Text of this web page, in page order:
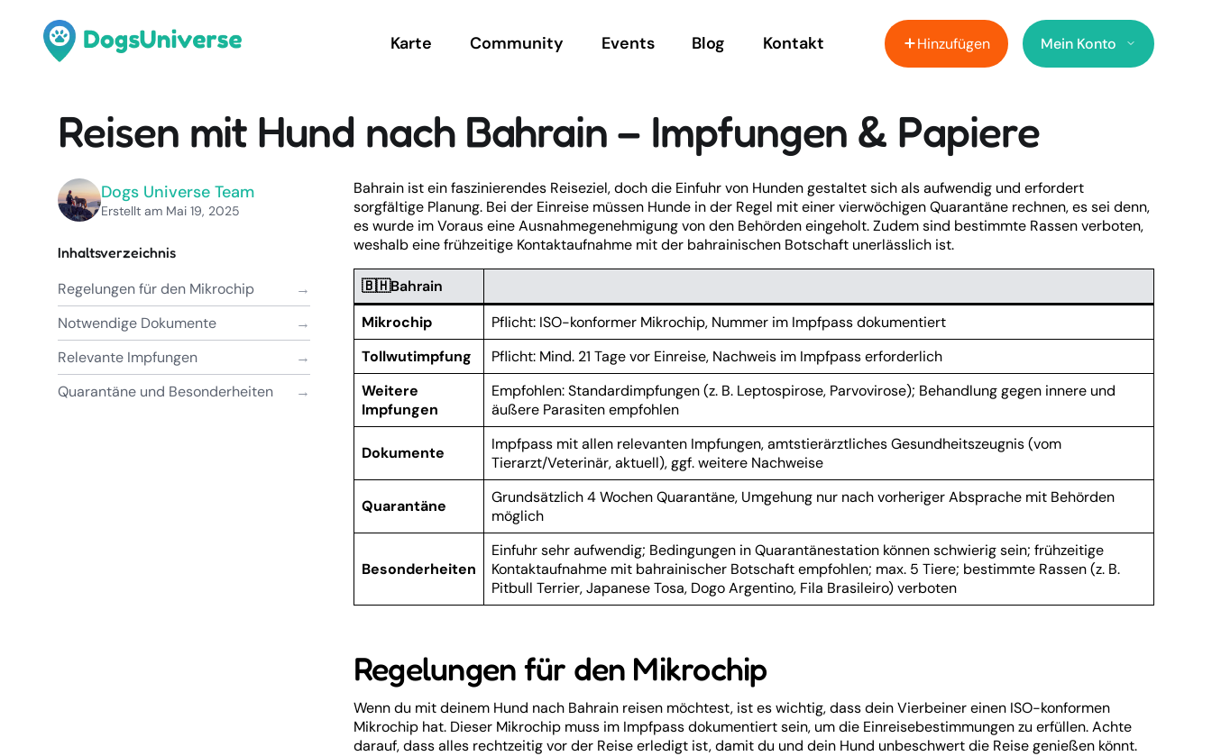
Karte Community Events Blog Kontakt Hinzufügen Mein Konto
Reisen mit Hund nach Bahrain – Impfungen & Papiere
Dogs Universe Team
Erstellt am Mai 19, 2025
Inhaltsverzeichnis
Regelungen für den Mikrochip
Notwendige Dokumente
Relevante Impfungen
Quarantäne und Besonderheiten
Bahrain ist ein faszinierendes Reiseziel, doch die Einfuhr von Hunden gestaltet sich als aufwendig und erfordert
sorgfältige Planung. Bei der Einreise müssen Hunde in der Regel mit einer vierwöchigen Quarantäne rechnen, es sei denn,
es wurde im Voraus eine Ausnahmegenehmigung von den Behörden eingeholt. Zudem sind bestimmte Rassen verboten,
weshalb eine frühzeitige Kontaktaufnahme mit der bahrainischen Botschaft unerlässlich ist.
🇧🇭Bahrain
Mikrochip
Pflicht: ISO-konformer Mikrochip, Nummer im Impfpass dokumentiert
Tollwutimpfung
Pflicht: Mind. 21 Tage vor Einreise, Nachweis im Impfpass erforderlich
Weitere
Impfungen
Empfohlen: Standardimpfungen (z. B. Leptospirose, Parvovirose); Behandlung gegen innere und
äußere Parasiten empfohlen
Dokumente
Impfpass mit allen relevanten Impfungen, amtstierärztliches Gesundheitszeugnis (vom
Tierarzt/Veterinär, aktuell), ggf. weitere Nachweise
Quarantäne
Grundsätzlich 4 Wochen Quarantäne, Umgehung nur nach vorheriger Absprache mit Behörden
möglich
Besonderheiten
Einfuhr sehr aufwendig; Bedingungen in Quarantänestation können schwierig sein; frühzeitige
Kontaktaufnahme mit bahrainischer Botschaft empfohlen; max. 5 Tiere; bestimmte Rassen (z. B.
Pitbull Terrier, Japanese Tosa, Dogo Argentino, Fila Brasileiro) verboten
Regelungen für den Mikrochip
Wenn du mit deinem Hund nach Bahrain reisen möchtest, ist es wichtig, dass dein Vierbeiner einen ISO-konformen
Mikrochip hat. Dieser Mikrochip muss im Impfpass dokumentiert sein, um die Einreisebestimmungen zu erfüllen. Achte
darauf, dass alles rechtzeitig vor der Reise erledigt ist, damit du und dein Hund unbeschwert die Reise genießen könnt.